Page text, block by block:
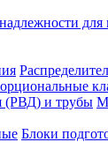
(РВД) и трубы
Блоки